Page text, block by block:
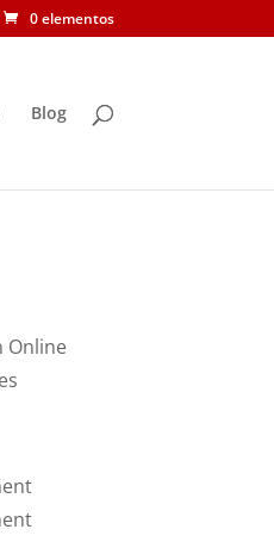
0 elementos
Blog